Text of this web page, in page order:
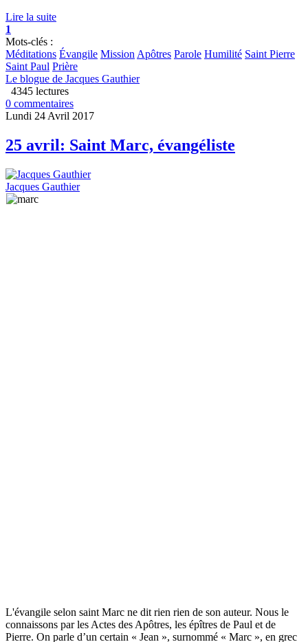
Lire la suite
1
Mots-clés :
Méditations Évangile Mission Apôtres Parole Humilité Saint Pierre
Saint Paul Prière
Le blogue de Jacques Gauthier
4345 lectures
0 commentaires
Lundi 24 Avril 2017
25 avril: Saint Marc, évangéliste
Jacques Gauthier
L'évangile selon saint Marc ne dit rien rien de son auteur. Nous le
connaissons par les Actes des Apôtres, les épîtres de Paul et de
Pierre. On parle d’un certain « Jean », surnommé « Marc », en grec